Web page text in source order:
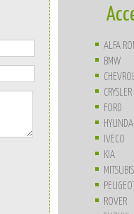
ALFA
BMW
FORD
HYUNDAI
IVECO
KIA
PEUGEOT
ROVER